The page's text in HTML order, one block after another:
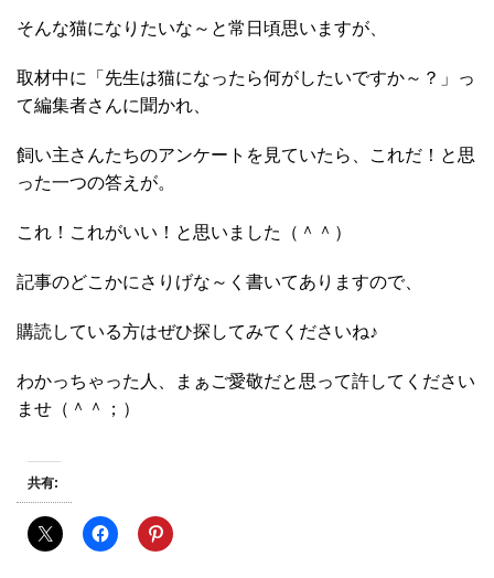
そんな猫になりたいな～と常日頃思いますが、
取材中に「先生は猫になったら何がしたいですか～？」っ
て編集者さんに聞かれ、
飼い主さんたちのアンケートを見ていたら、これだ！と思
った一つの答えが。
これ！これがいい！と思いました（＾＾）
記事のどこかにさりげな～く書いてありますので、
購読している方はぜひ探してみてくださいね♪
わかっちゃった人、まぁご愛敬だと思って許してください
ませ（＾＾；）
共有: